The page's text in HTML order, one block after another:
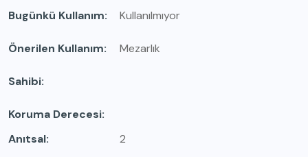
Bugünkü Kullanım Kullanılmıyor
Önerilen Kullanım Mezarlık
Sahibi
Koruma Derecesi
Anıtsal
2